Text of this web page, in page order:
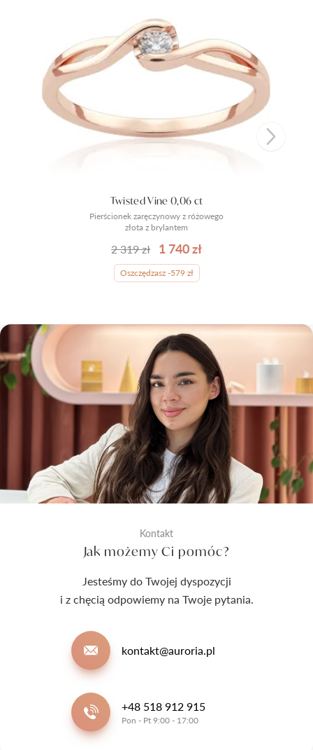
Pierścionek zaręczynowy z różowego
złota z brylantem
Twisted Vine 0,06 ct
2 319 zł 1 740 zł
Oszczędzasz -579 zł
Kontakt
Jak możemy Ci pomóc?
Jesteśmy do Twojej dyspozycji
i z chęcią odpowiemy na Twoje pytania.
kontakt@auroria.pl
+48 518 912 915
Pon - Pt 9:00 - 17:00